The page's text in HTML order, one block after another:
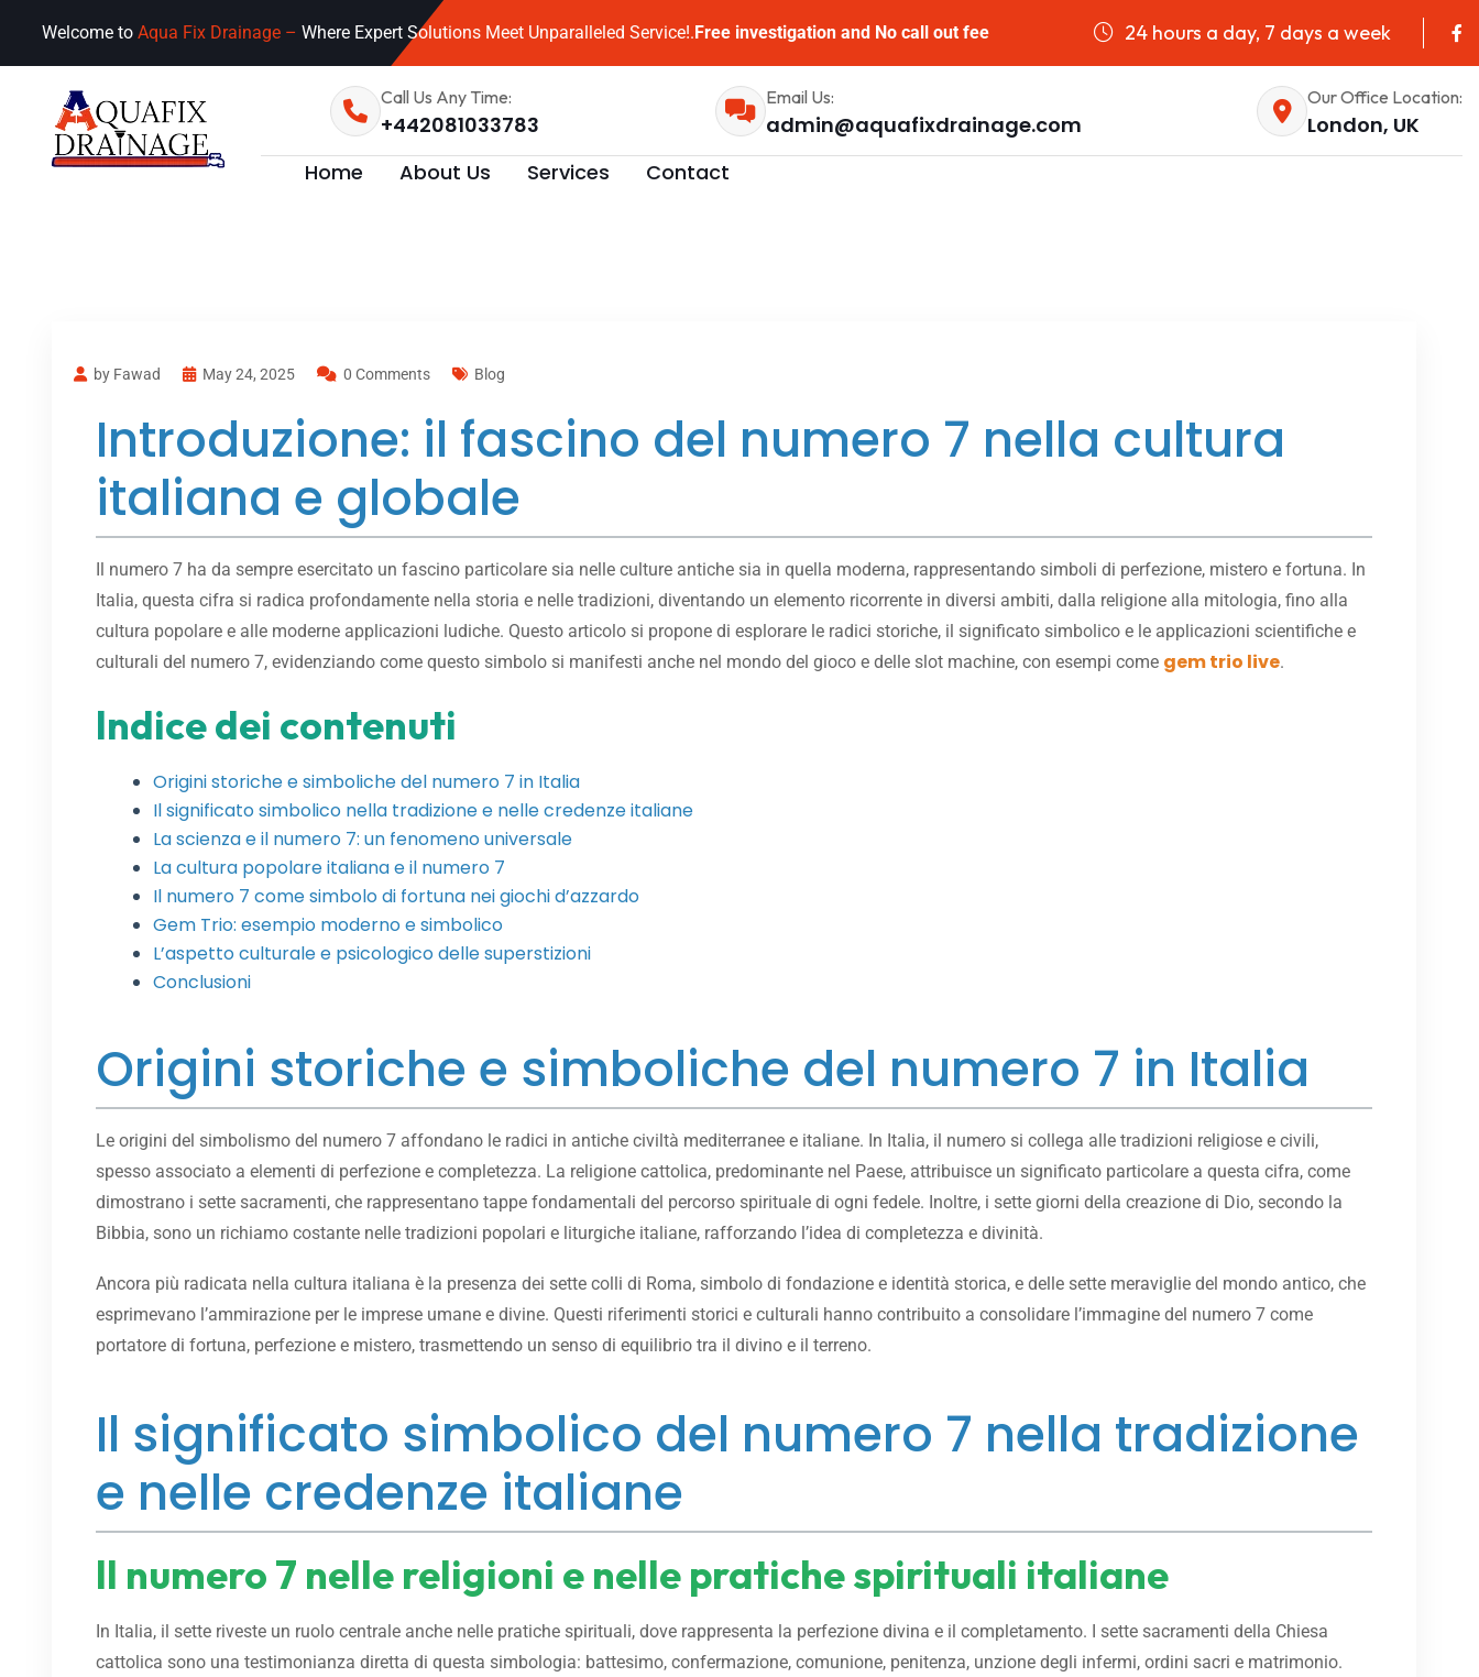
Welcome to Aqua Fix Drainage – Where Expert Solutions Meet Unparalleled Service!.Free investigation and No call out fee 24 hours a day, 7 days a week
Call Us Any Time:
+442081033783
Email Us:
admin@aquafixdrainage.com
Our Office Location:
London, UK
Home
About Us Services Contact
by Fawad May 24, 2025 0 Comments Blog
Introduzione: il fascino del numero 7 nella cultura
italiana e globale
Il numero 7 ha da sempre esercitato un fascino particolare sia nelle culture antiche sia in quella moderna, rappresentando simboli di perfezione, mistero e fortuna. In
Italia, questa cifra si radica profondamente nella storia e nelle tradizioni, diventando un elemento ricorrente in diversi ambiti, dalla religione alla mitologia, fino alla
cultura popolare e alle moderne applicazioni ludiche. Questo articolo si propone di esplorare le radici storiche, il significato simbolico e le applicazioni scientifiche e
culturali del numero 7, evidenziando come questo simbolo si manifesti anche nel mondo del gioco e delle slot machine, con esempi come gem trio live.
Indice dei contenuti
Origini storiche e simboliche del numero 7 in Italia
Il significato simbolico nella tradizione e nelle credenze italiane
La scienza e il numero 7: un fenomeno universale
La cultura popolare italiana e il numero 7
Il numero 7 come simbolo di fortuna nei giochi d’azzardo
Gem Trio: esempio moderno e simbolico
L’aspetto culturale e psicologico delle superstizioni
Conclusioni
Origini storiche e simboliche del numero 7 in Italia
Le origini del simbolismo del numero 7 affondano le radici in antiche civiltà mediterranee e italiane. In Italia, il numero si collega alle tradizioni religiose e civili,
spesso associato a elementi di perfezione e completezza. La religione cattolica, predominante nel Paese, attribuisce un significato particolare a questa cifra, come
dimostrano i sette sacramenti, che rappresentano tappe fondamentali del percorso spirituale di ogni fedele. Inoltre, i sette giorni della creazione di Dio, secondo la
Bibbia, sono un richiamo costante nelle tradizioni popolari e liturgiche italiane, rafforzando l’idea di completezza e divinità.
Ancora più radicata nella cultura italiana è la presenza dei sette colli di Roma, simbolo di fondazione e identità storica, e delle sette meraviglie del mondo antico, che
esprimevano l’ammirazione per le imprese umane e divine. Questi riferimenti storici e culturali hanno contribuito a consolidare l’immagine del numero 7 come
portatore di fortuna, perfezione e mistero, trasmettendo un senso di equilibrio tra il divino e il terreno.
Il significato simbolico del numero 7 nella tradizione
e nelle credenze italiane
Il numero 7 nelle religioni e nelle pratiche spirituali italiane
In Italia, il sette riveste un ruolo centrale anche nelle pratiche spirituali, dove rappresenta la perfezione divina e il completamento. I sette sacramenti della Chiesa
cattolica sono una testimonianza diretta di questa simbologia: battesimo, confermazione, comunione, penitenza, unzione degli infermi, ordini sacri e matrimonio.